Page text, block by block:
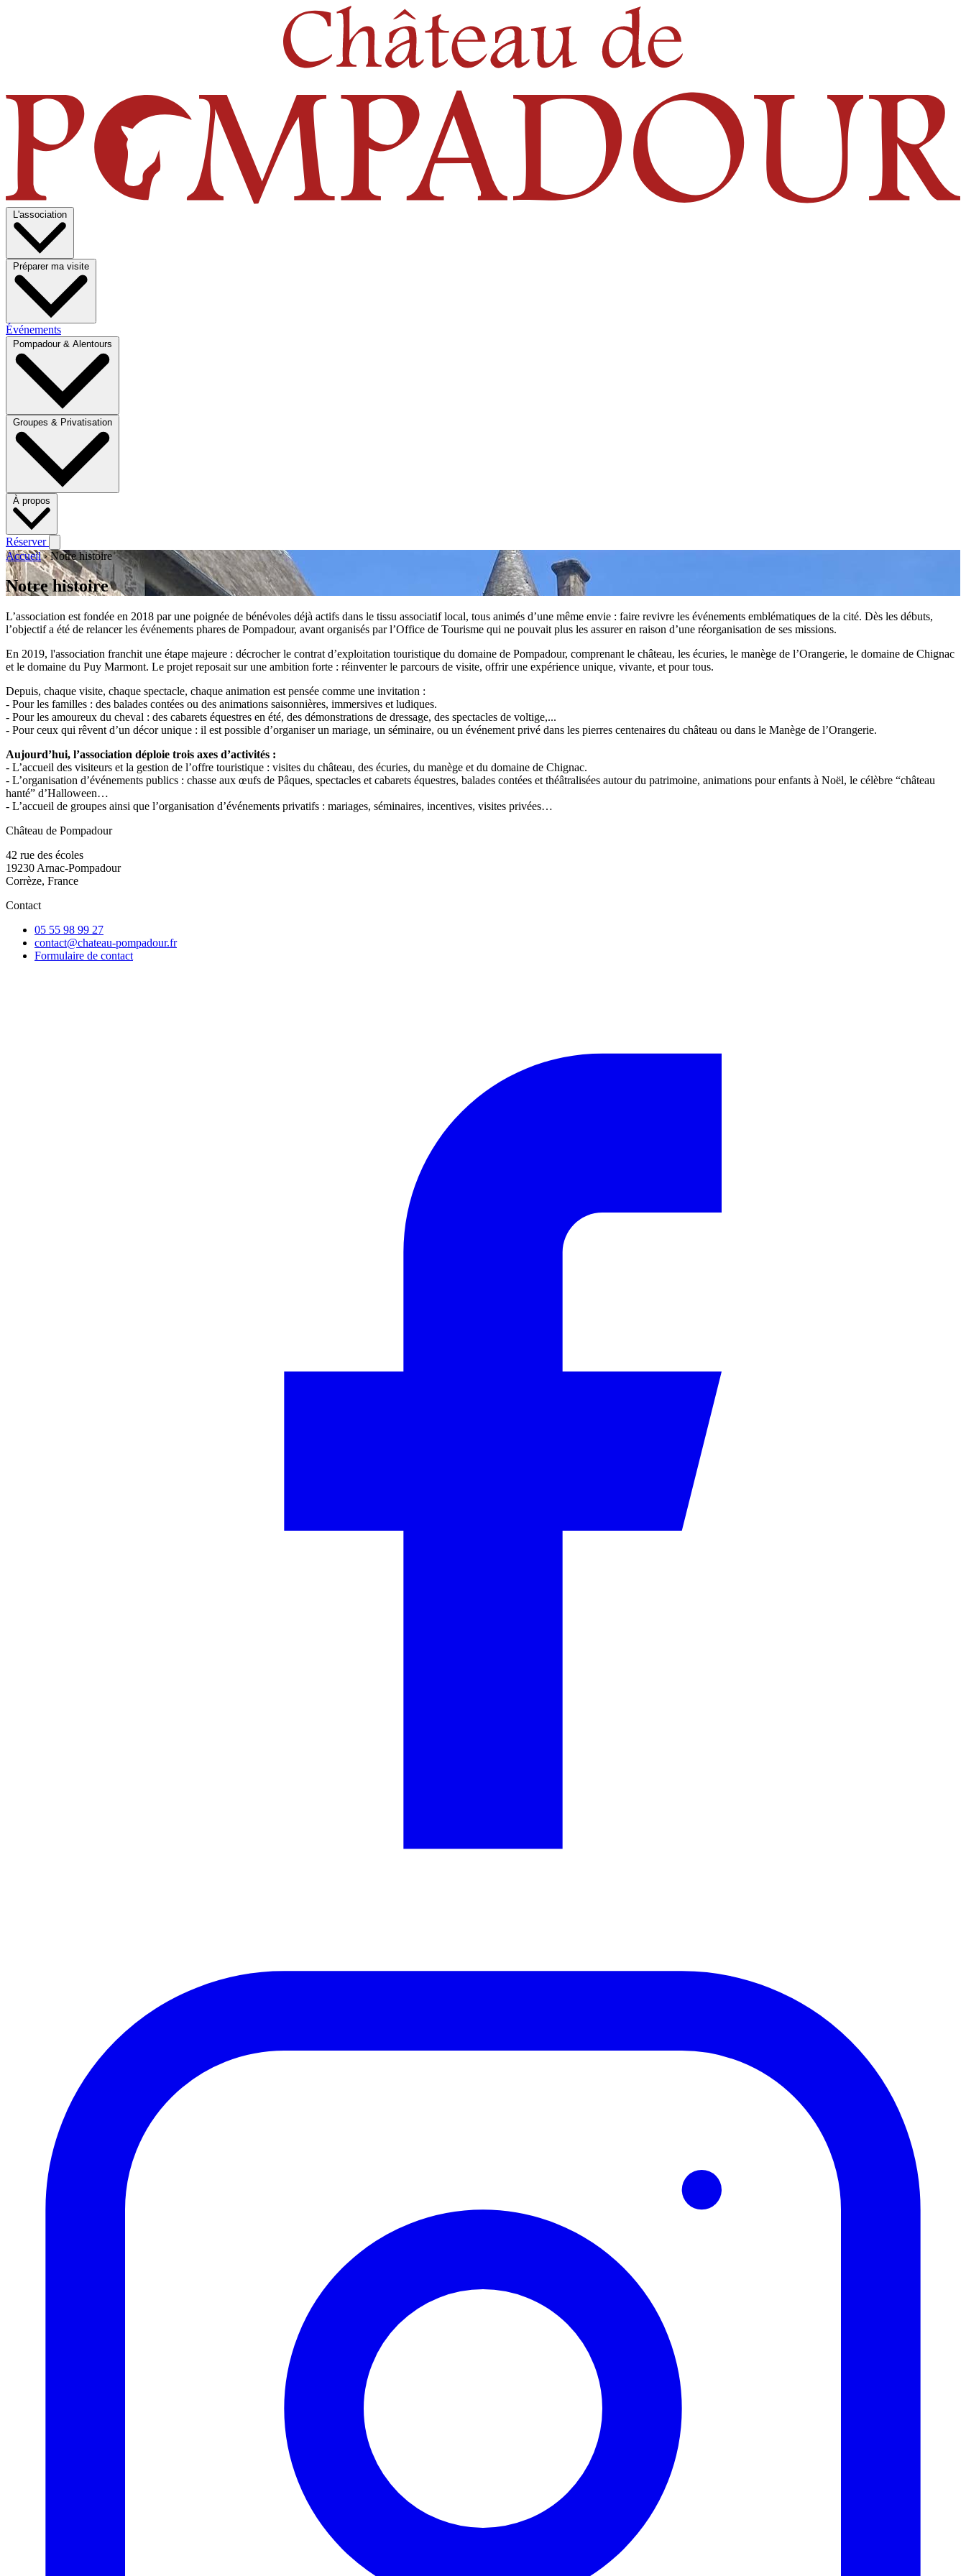
L'association
Préparer ma visite
Événements
Pompadour & Alentours
Groupes & Privatisation
À propos
Réserver
Accueil › Notre histoire
Notre histoire
L’association est fondée en 2018 par une poignée de bénévoles déjà actifs dans le tissu associatif local, tous animés d’une même envie : faire revivre les événements emblématiques de la cité. Dès les débuts,
l’objectif a été de relancer les événements phares de Pompadour, avant organisés par l’Office de Tourisme qui ne pouvait plus les assurer en raison d’une réorganisation de ses missions.
En 2019, l'association franchit une étape majeure : décrocher le contrat d’exploitation touristique du domaine de Pompadour, comprenant le château, les écuries, le manège de l’Orangerie, le domaine de Chignac
et le domaine du Puy Marmont. Le projet reposait sur une ambition forte : réinventer le parcours de visite, offrir une expérience unique, vivante, et pour tous.
Depuis, chaque visite, chaque spectacle, chaque animation est pensée comme une invitation :
- Pour les familles : des balades contées ou des animations saisonnières, immersives et ludiques.
- Pour les amoureux du cheval : des cabarets équestres en été, des démonstrations de dressage, des spectacles de voltige,...
- Pour ceux qui rêvent d’un décor unique : il est possible d’organiser un mariage, un séminaire, ou un événement privé dans les pierres centenaires du château ou dans le Manège de l’Orangerie.
Aujourd’hui, l’association déploie trois axes d’activités :
- L’accueil des visiteurs et la gestion de l’offre touristique : visites du château, des écuries, du manège et du domaine de Chignac.
- L’organisation d’événements publics : chasse aux œufs de Pâques, spectacles et cabarets équestres, balades contées et théâtralisées autour du patrimoine, animations pour enfants à Noël, le célèbre “château
hanté” d’Halloween…
- L’accueil de groupes ainsi que l’organisation d’événements privatifs : mariages, séminaires, incentives, visites privées…
Château de Pompadour
42 rue des écoles
19230 Arnac-Pompadour
Corrèze, France
Contact
05 55 98 99 27
contact@chateau-pompadour.fr
Formulaire de contact